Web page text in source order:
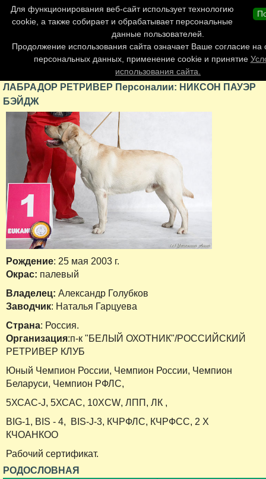
Главная страница
Обновления сайта
Персоналии
Форум
ЛАБРАДОР РЕТРИВЕР Персоналии: НИКСОН ПАУЭР
БЭЙДЖ
Рождение: 25 мая 2003 г.
Окрас: палевый
Владелец: Александр Голубков
Заводчик: Наталья Гарцуева
Страна: Россия.
Организация:п-к "БЕЛЫЙ ОХОТНИК"/РОССИЙСКИЙ
РЕТРИВЕР КЛУБ
Юный Чемпион России, Чемпион России, Чемпион
Беларуси, Чемпион РФЛС,
5ХСАС-J, 5ХСАС, 10ХCW, ЛПП, ЛК ,
BIG-1, BIS - 4,
BIS-J-3, КЧРФЛС, КЧРФСС, 2 Х
КЧОАНКОО
Рабочий сертификат.
РОДОСЛОВНАЯ
Для функционирования веб-сайт использует технологию
cookie, а также собирает и обрабатывает персональные
данные пользователей.
Продолжение использования сайта означает Ваше согласие на
персональных данных, применение cookie и принятие
использования сайта.